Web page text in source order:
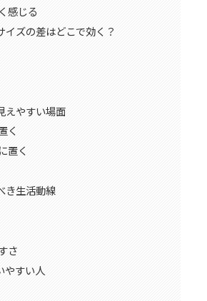
感じる
イズの差はどこで効く？
えやすい場面
く
置く
き生活動線
さ
やすい人